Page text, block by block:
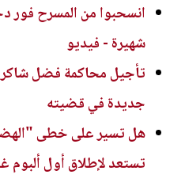
انسحبوا من المسرح فور
شهيرة - فيديو
تأجيل محاكمة فضل
جديدة في قضيته
هل تسير على خطى
تستعد لإطلاق أول ألبوم